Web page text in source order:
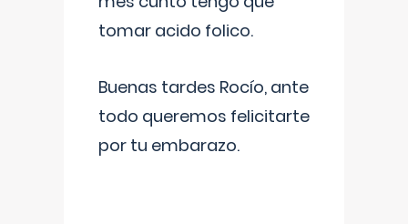
tomar acido folico.
Buenas tardes Rocío, ante
todo queremos felicitarte
por tu embarazo.